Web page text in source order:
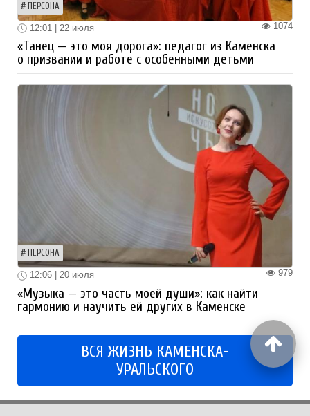
ПЕРСОНА
1074
12:01 | 22 июля
«Танец — это моя дорога»: педагог из Каменска
о призвании и работе с особенными детьми
ПЕРСОНА
979
12:06 | 20 июля
«Музыка — это часть моей души»: как найти
гармонию и научить ей других в Каменске
ВСЯ ЖИЗНЬ КАМЕНСКА-
УРАЛЬСКОГО